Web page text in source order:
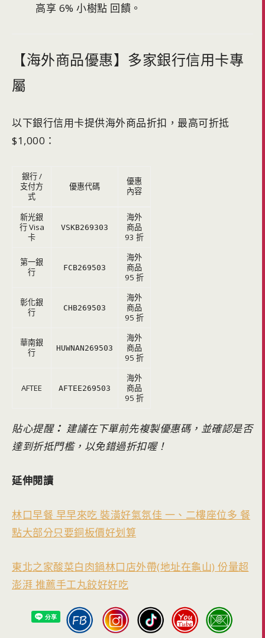
高享 6% 小樹點 回饋。
【海外商品優惠】多家銀行信用卡專
屬
以下銀行信用卡提供海外商品折扣，最高可折抵
$1,000：
銀行 /
支付方
式
優惠代碼
優惠
內容
新光銀
行 Visa
卡
VSKB269303
海外
商品
93 折
第一銀
行
FCB269503
海外
商品
95 折
彰化銀
行
CHB269503
海外
商品
95 折
華南銀
行
HUWNAN269503
海外
商品
95 折
AFTEE AFTEE269503
海外
商品
95 折
貼心提醒： 建議在下單前先複製優惠碼，並確認是否
達到折抵門檻，以免錯過折扣喔！
延伸閱讀
林口早餐 早早來吃 裝潢好氣氛佳 一、二樓座位多 餐
點大部分只要銅板價好划算
東北之家酸菜白肉鍋林口店外帶(地址在龜山) 份量超
澎湃 推薦手工丸餃好好吃